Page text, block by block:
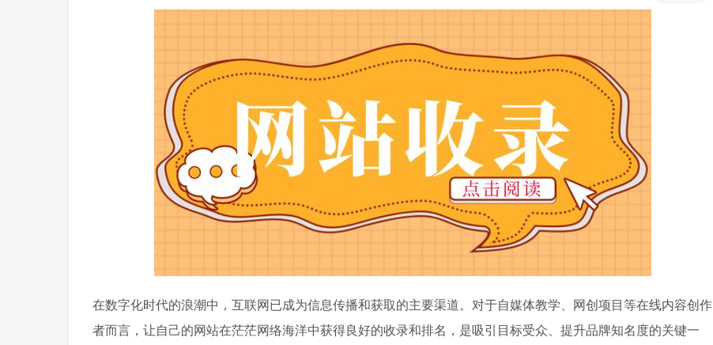
在数字化时代的浪潮中，互联网已成为信息传播和获取的主要渠道。对于自媒体教学、网创项目等在线内容创作
者而言，让自己的网站在茫茫网络海洋中获得良好的收录和排名，是吸引目标受众、提升品牌知名度的关键一